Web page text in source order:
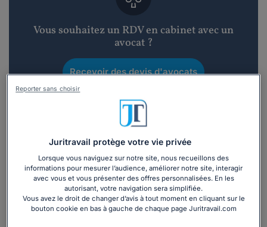
Vous souhaitez un RDV en cabinet avec un
avocat ?
Recevoir des devis d'avocats
3 devis en 48h
Vous souhaitez une consultation par
téléphone ?
Juritravail protège votre vie privée
Lorsque vous naviguez sur notre site, nous recueillons des
informations pour mesurer l’audience, améliorer notre site, interagir
avec vous et vous présenter des offres personnalisées. En les
autorisant, votre navigation sera simplifiée.
Vous avez le droit de changer d’avis à tout moment en cliquant sur le
bouton cookie en bas à gauche de chaque page Juritravail.com
Reporter sans choisir